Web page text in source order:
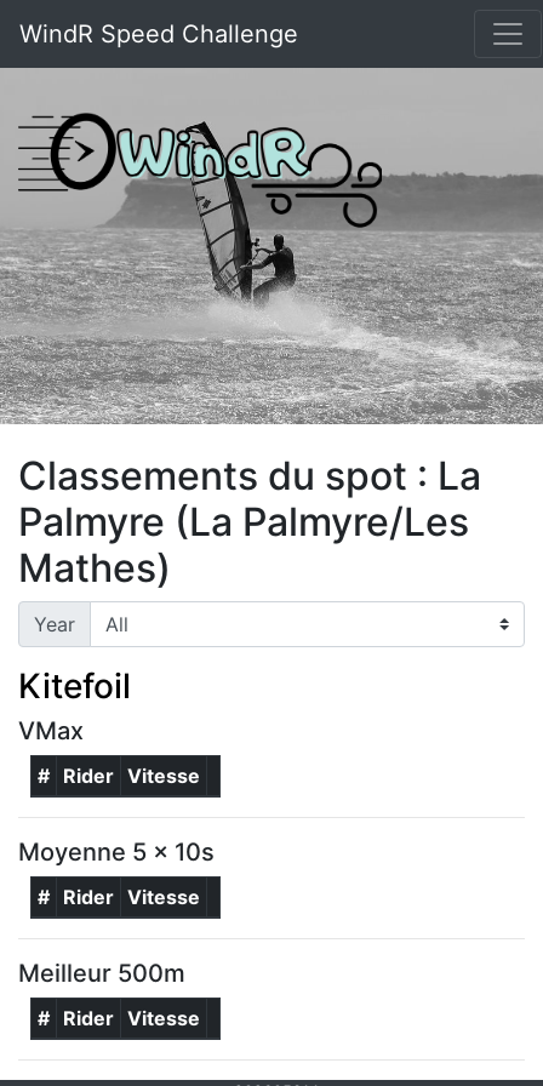
WindR Speed Challenge
Classements du spot : La
Palmyre (La Palmyre/Les
Mathes)
Year
Kitefoil
VMax
# Rider Vitesse
Moyenne 5 x 10s
# Rider Vitesse
Meilleur 500m
# Rider Vitesse